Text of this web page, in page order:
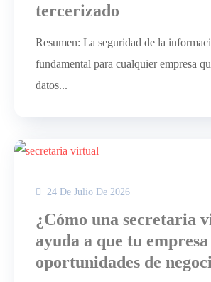
tercerizado
Resumen: La seguridad de la
fundamental para cualquier empresa
datos...
24 De Julio De 2026
¿Cómo una secretaria
ayuda a que tu
oportunidades de